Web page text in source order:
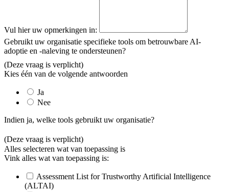
Vul hier uw opmerkingen in:
Gebruikt uw organisatie specifieke tools om betrouwbare AI-
adoptie en -naleving te ondersteunen?
(Deze vraag is verplicht)
Kies één van de volgende antwoorden
Ja
Nee
Indien ja, welke tools gebruikt uw organisatie?
(Deze vraag is verplicht)
Alles selecteren wat van toepassing is
Vink alles wat van toepassing is:
Assessment List for Trustworthy Artificial Intelligence
(ALTAI)